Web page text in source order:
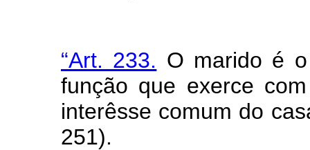
“Art. 233. O marido é
função que exerce
interêsse comum do
251).